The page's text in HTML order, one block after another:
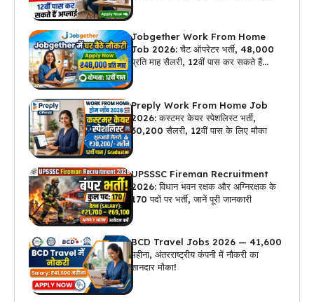
Jobgether Work From Home
Job 2026: चैट ऑपरेटर भर्ती, ₹48,000
प्रति माह सैलरी, 12वीं पास कर सकते हैं
Preply Work From Home Job
2026: कस्टमर केयर स्पेशलिस्ट भर्ती,
₹30,200 सैलरी, 12वीं पास के लिए मौका
UPSSSC Fireman Recruitment
2026: विधान भवन रक्षक और अग्निरक्षक के
170 पदों पर भर्ती, जानें पूरी जानकारी
BCD Travel Jobs 2026 — ₹41,600
महीना, अंतरराष्ट्रीय कंपनी में नौकरी का
शानदार मौका!